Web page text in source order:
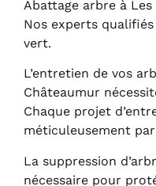
Abattage arbre à
Nos experts
vert.
L’entretien de vos
Châteaumur
Chaque projet
méticuleusement
La suppression
nécessaire pour